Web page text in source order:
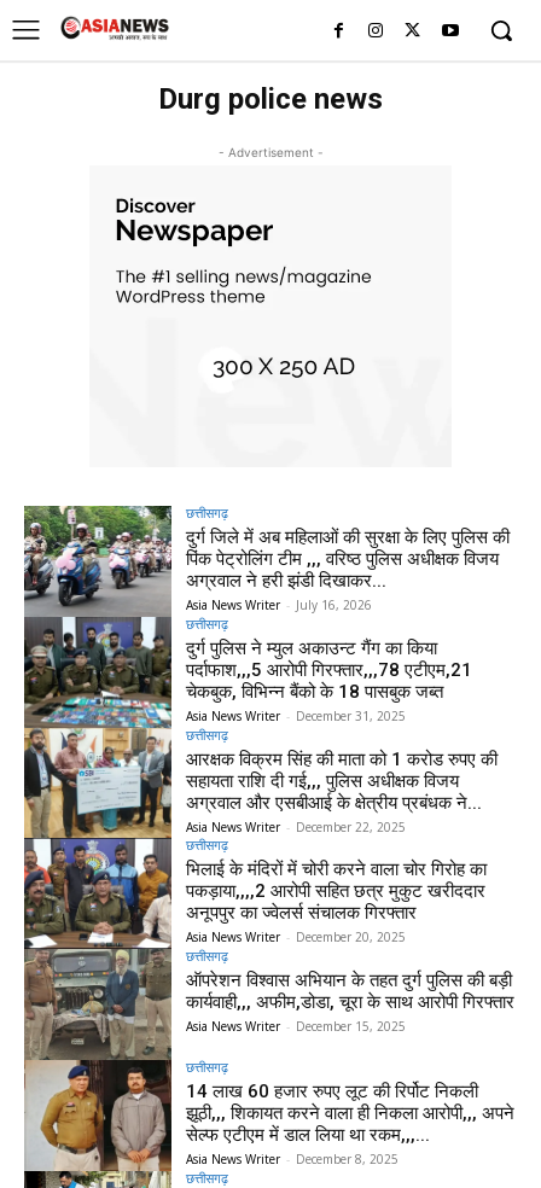
Durg police news
- Advertisement -
छत्तीसगढ़
दुर्ग जिले में अब महिलाओं की सुरक्षा के लिए पुलिस की
पिंक पेट्रोलिंग टीम ,,, वरिष्ठ पुलिस अधीक्षक विजय
अग्रवाल ने हरी झंडी दिखाकर...
Asia News Writer - July 16, 2026
छत्तीसगढ़
दुर्ग पुलिस ने म्युल अकाउन्ट गैंग का किया
पर्दाफाश,,,5 आरोपी गिरफ्तार,,,78 एटीएम,21
चेकबुक, विभिन्न बैंको के 18 पासबुक जब्त
Asia News Writer - December 31, 2025
छत्तीसगढ़
आरक्षक विक्रम सिंह की माता को 1 करोड रुपए की
सहायता राशि दी गई,,, पुलिस अधीक्षक विजय
अग्रवाल और एसबीआई के क्षेत्रीय प्रबंधक ने...
Asia News Writer - December 22, 2025
छत्तीसगढ़
भिलाई के मंदिरों में चोरी करने वाला चोर गिरोह का
पकड़ाया,,,,2 आरोपी सहित छत्र मुकुट खरीददार
अनूपपुर का ज्वेलर्स संचालक गिरफ्तार
Asia News Writer - December 20, 2025
छत्तीसगढ़
ऑपरेशन विश्वास अभियान के तहत दुर्ग पुलिस की बड़ी
कार्यवाही,,, अफीम,डोडा, चूरा के साथ आरोपी गिरफ्तार
Asia News Writer - December 15, 2025
छत्तीसगढ़
14 लाख 60 हजार रुपए लूट की रिर्पोट निकली
झूठी,,, शिकायत करने वाला ही निकला आरोपी,,, अपने
सेल्फ एटीएम में डाल लिया था रकम,,,...
Asia News Writer - December 8, 2025
छत्तीसगढ़